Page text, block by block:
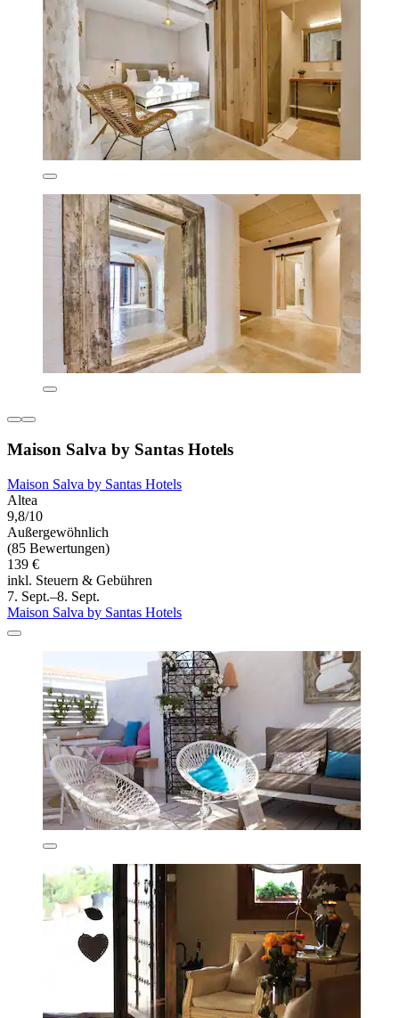
Maison Salva by Santas Hotels
Maison Salva by Santas Hotels
Altea
9,8/10
Außergewöhnlich
(85 Bewertungen)
139 €
inkl. Steuern & Gebühren
7. Sept.–8. Sept.
Maison Salva by Santas Hotels